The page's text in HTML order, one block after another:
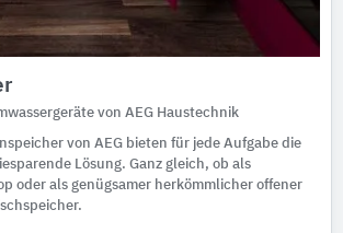
von AEG Haustechnik
von AEG bieten für jede Aufgabe die
Lösung. Ganz gleich, ob als
oder als genügsamer herkömmlicher offener